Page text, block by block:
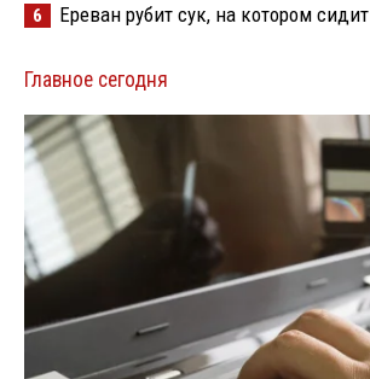
6 Ереван рубит сук, на котором сидит
Главное сегодня